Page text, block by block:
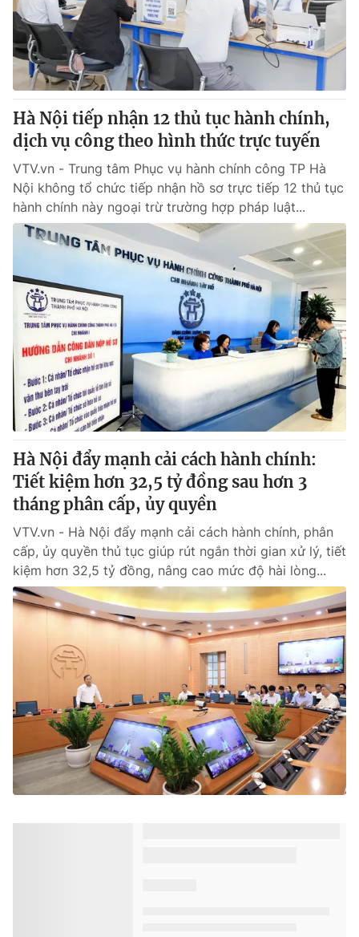
Hà Nội tiếp nhận 12 thủ tục hành chính,
dịch vụ công theo hình thức trực tuyến
VTV.vn - Trung tâm Phục vụ hành chính công TP Hà
Nội không tổ chức tiếp nhận hồ sơ trực tiếp 12 thủ tục
hành chính này ngoại trừ trường hợp pháp luật...
Hà Nội đẩy mạnh cải cách hành chính:
Tiết kiệm hơn 32,5 tỷ đồng sau hơn 3
tháng phân cấp, ủy quyền
VTV.vn - Hà Nội đẩy mạnh cải cách hành chính, phân
cấp, ủy quyền thủ tục giúp rút ngắn thời gian xử lý, tiết
kiệm hơn 32,5 tỷ đồng, nâng cao mức độ hài lòng...